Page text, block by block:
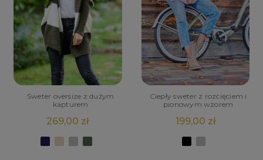
Sweter oversize z dużym
kapturem
269,00 zł
Ciepły sweter z rozcięciem i
pionowym wzorem
199,00 zł